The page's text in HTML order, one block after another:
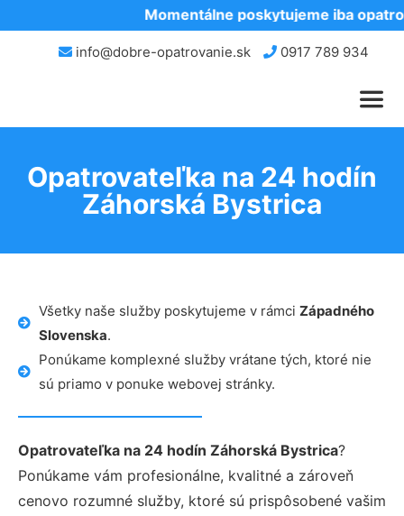
Momentálne poskytujeme iba
info@dobre-opatrovanie.sk 0917 789 934
Opatrovateľka na 24 hodín
Záhorská Bystrica
Všetky naše služby poskytujeme v rámci Západného
Slovenska.
Ponúkame komplexné služby vrátane tých, ktoré nie
sú priamo v ponuke webovej stránky.
Opatrovateľka na 24 hodín Záhorská Bystrica?
Ponúkame vám profesionálne, kvalitné a zároveň
cenovo rozumné služby, ktoré sú prispôsobené vašim